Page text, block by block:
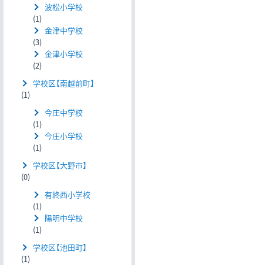
波松小学校
(1)
金津中学校
(3)
金津小学校
(2)
学校区【南越前町】
(1)
今庄中学校
(1)
今庄小学校
(1)
学校区【大野市】
(0)
有終西小学校
(1)
陽明中学校
(1)
学校区【池田町】
(1)